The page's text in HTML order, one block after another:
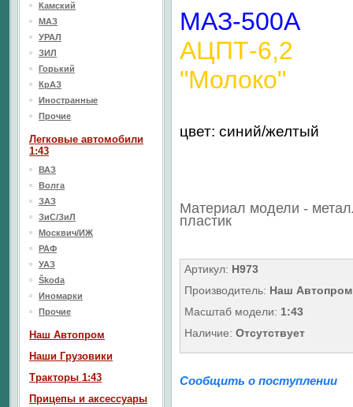
МАЗ-500А
АЦПТ-6,2
"Молоко"
цвет: синий/желтый
Материал модели -
пластик
Артикул: H973
Производитель: Наш Автопром
Масштаб модели: 1:43
Наличие: Отсутствует
Сообщить о поступлении
Камский
МАЗ
УРАЛ
ЗИЛ
Горький
КрАЗ
Иностранные
Прочие
Легковые автомобили
1:43
ВАЗ
Волга
ЗАЗ
ЗиС/ЗиЛ
Москвич/ИЖ
РАФ
УАЗ
Škoda
Иномарки
Прочие
Наш Aвтопром
Наши Грузовики
Тракторы 1:43
Прицепы и аксессуары